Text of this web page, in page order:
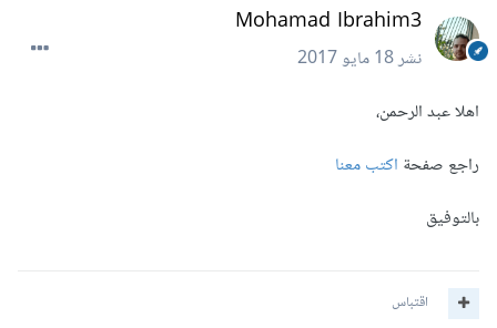
3- ضبط المعلومات والمصادر وتوثيقها. .
التي تمت مناقشتها.
Mohamad Ibrahim3
نشر18 مايو 2017
اهلا عبد الرحمن،
راجع صفحة اكتب معنا
بالتوفيق
اقتباس